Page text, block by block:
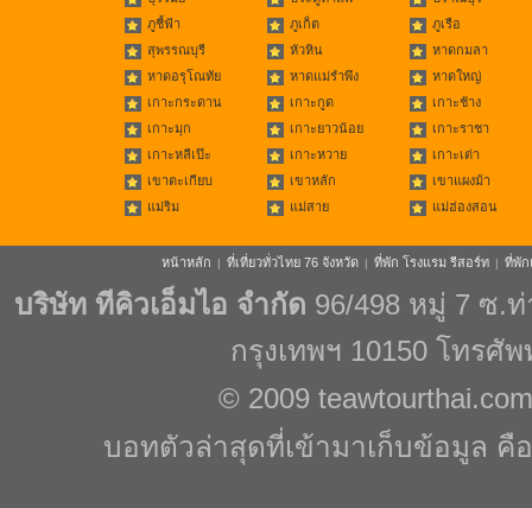
ภูชี้ฟ้า
ภูเก็ต
ภูเรือ
สุพรรณบุรี
หัวหิน
หาดกมลา
หาดอรุโณทัย
หาดแม่รำพึง
หาดใหญ่
เกาะกระดาน
เกาะกูด
เกาะช้าง
เกาะมุก
เกาะยาวน้อย
เกาะราชา
เกาะหลีเป๊ะ
เกาะหวาย
เกาะเต่า
เขาตะเกียบ
เขาหลัก
เขาแผงม้า
แม่ริม
แม่สาย แม่ฮ่องสอน
หน้าหลัก | ที่เที่ยวทั่วไทย 76 จังหวัด | ที่พัก โรงแรม รีสอร์ท | ที่พัก
บริษัท ทีคิวเอ็มไอ จำกัด 96/498 หมู่ 7 ซ.
กรุงเทพฯ 10150 โทรศั
© 2009 teawtourthai.com
บอทตัวล่าสุดที่เข้ามาเก็บข้อมูล คือ